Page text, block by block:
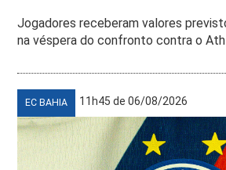
Jogadores receberam valores
na véspera do confronto contra o
EC BAHIA 11h45 de 06/08/2026